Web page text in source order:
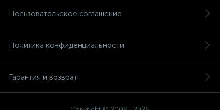
Пользовательское соглашение
Политика конфиденциальности
Гарантия и возврат